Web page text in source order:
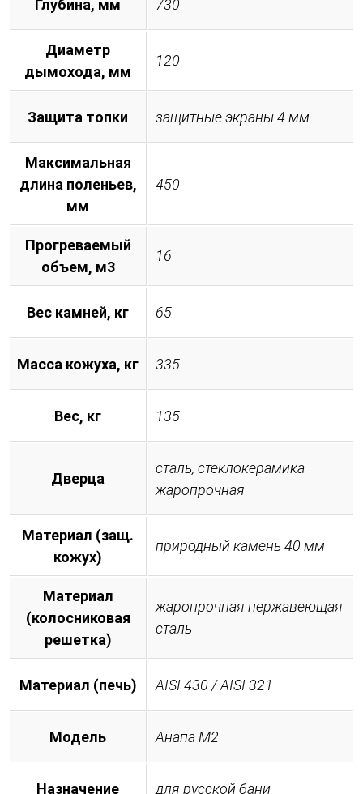
Глубина, мм 730
Диаметр
дымохода, мм
120
Защита топки защитные экраны 4 мм
Максимальная
длина поленьев,
мм
450
Прогреваемый
объем, м3
16
Вес камней, кг 65
Масса кожуха, кг 335
Вес, кг 135
Дверца
сталь, стеклокерамика
жаропрочная
Материал (защ.
кожух)
природный камень 40 мм
Материал
(колосниковая
решетка)
жаропрочная нержавеющая
сталь
Материал (печь) AISI 430 / AISI 321
Модель Анапа М2
Назначение для русской бани